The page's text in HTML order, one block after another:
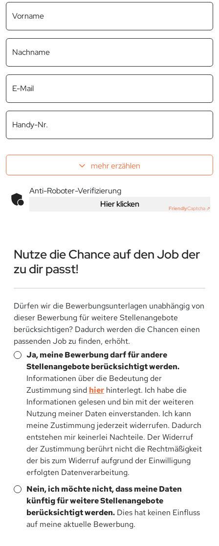
Vorname
Nachname
E-Mail
Handy-Nr.
mehr erzählen
Anti-Roboter-Verifizierung
Hier klicken
FriendlyCaptcha ⇗
Nutze die Chance auf den Job der
zu dir passt!
Dürfen wir die Bewerbungsunterlagen unabhängig von
dieser Bewerbung für weitere Stellenangebote
berücksichtigen? Dadurch werden die Chancen einen
passenden Job zu finden, erhöht.
Ja, meine Bewerbung darf für andere
Stellenangebote berücksichtigt werden.
Informationen über die Bedeutung der
Zustimmung sind hier hinterlegt. Ich habe die
Informationen gelesen und bin mit der weiteren
Nutzung meiner Daten einverstanden. Ich kann
meine Zustimmung jederzeit widerrufen. Dadurch
entstehen mir keinerlei Nachteile. Der Widerruf
der Zustimmung berührt nicht die Rechtmäßigkeit
der bis zum Widerruf aufgrund der Einwilligung
erfolgten Datenverarbeitung.
Nein, ich möchte nicht, dass meine Daten
künftig für weitere Stellenangebote
berücksichtigt werden. Dies hat keinen Einfluss
auf meine aktuelle Bewerbung.